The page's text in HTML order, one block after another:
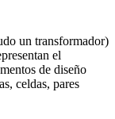
un transformador)
el
de diseño
celdas, pares